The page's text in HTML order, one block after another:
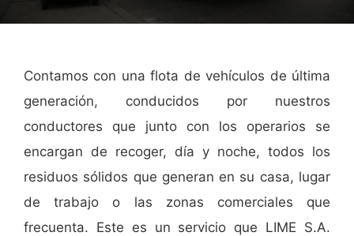
Contamos con una flota de vehículos de última
generación, conducidos por nuestros
conductores que junto con los operarios se
encargan de recoger, día y noche, todos los
residuos sólidos que generan en su casa, lugar
de trabajo o las zonas comerciales que
frecuenta. Este es un servicio que LIME S.A.